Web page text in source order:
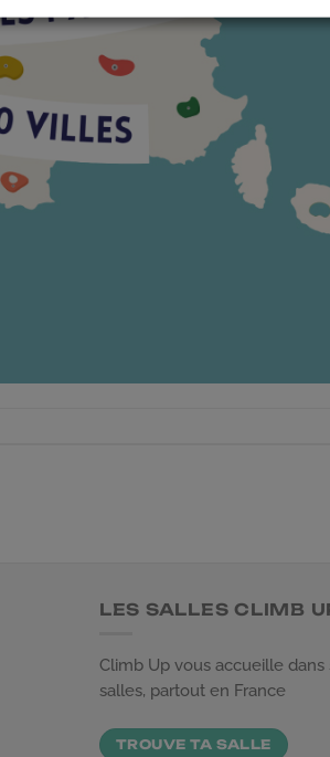
LES SALLES CLIMB
Climb Up vous accueille dans
salles, partout en France
TROUVE TA SALLE